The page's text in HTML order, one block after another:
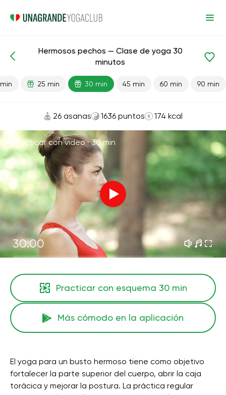
Lecciones preparadas Mama
Hermosos pechos — Clase de yoga 30
minutos
25 min 30 min 45 min 60 min 90 min
26 asanas 1636 puntos 174 kcal
Practicar con video ·30 min
30:00
Practicar con esquema 30 min
Más cómodo en la aplicación
El yoga para un busto hermoso tiene como objetivo
fortalecer la parte superior del cuerpo, abrir la caja
torácica y mejorar la postura. La práctica regular